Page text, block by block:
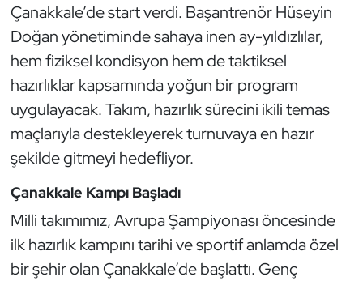
Çanakkale’de start verdi. Başantrenör Hüseyin
Doğan yönetiminde sahaya inen ay-yıldızlılar,
hem fiziksel kondisyon hem de taktiksel
hazırlıklar kapsamında yoğun bir program
uygulayacak. Takım, hazırlık sürecini ikili temas
maçlarıyla destekleyerek turnuvaya en hazır
şekilde gitmeyi hedefliyor.
Çanakkale Kampı Başladı
Milli takımımız, Avrupa Şampiyonası öncesinde
ilk hazırlık kampını tarihi ve sportif anlamda özel
bir şehir olan Çanakkale’de başlattı. Genç
Genel
Golf
Güreş
Halter
Hentbol
İşitme Engelli Sporcular